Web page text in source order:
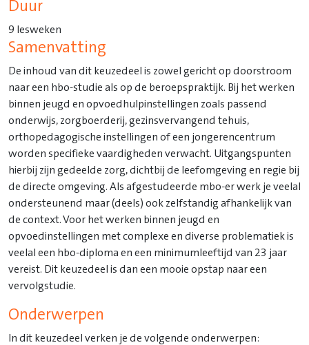
Duur
9 lesweken
Samenvatting
De inhoud van dit keuzedeel is zowel gericht op doorstroom
naar een hbo-studie als op de beroepspraktijk. Bij het werken
binnen jeugd en opvoedhulpinstellingen zoals passend
onderwijs, zorgboerderij, gezinsvervangend tehuis,
orthopedagogische instellingen of een jongerencentrum
worden specifieke vaardigheden verwacht. Uitgangspunten
hierbij zijn gedeelde zorg, dichtbij de leefomgeving en regie bij
de directe omgeving. Als afgestudeerde mbo-er werk je veelal
ondersteunend maar (deels) ook zelfstandig afhankelijk van
de context. Voor het werken binnen jeugd en
opvoedinstellingen met complexe en diverse problematiek is
veelal een hbo-diploma en een minimumleeftijd van 23 jaar
vereist. Dit keuzedeel is dan een mooie opstap naar een
vervolgstudie.
Onderwerpen
In dit keuzedeel verken je de volgende onderwerpen: